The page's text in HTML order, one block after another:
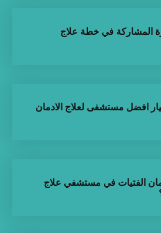
المشاركة في خطة علاج
افضل مستشفى لعلاج الادمان
الفتيات في مستشفي علاج